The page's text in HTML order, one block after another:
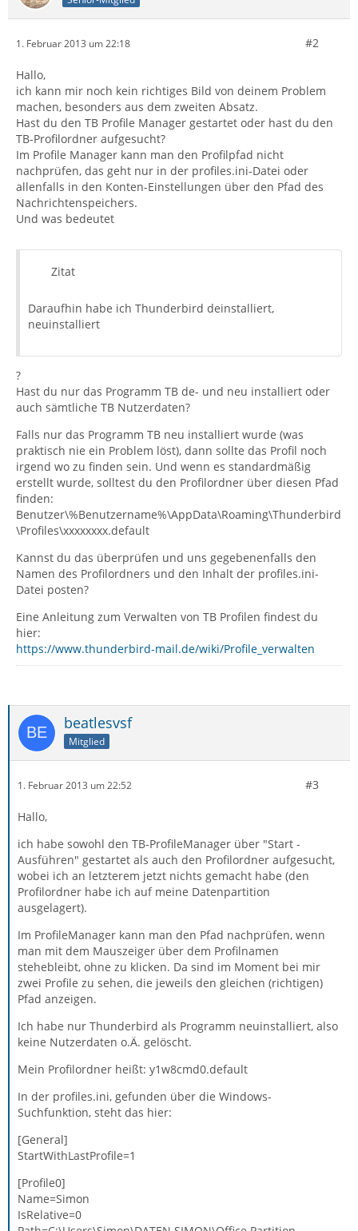
1. Februar 2013 um 22:18 #2
Hallo,
ich kann mir noch kein richtiges Bild von deinem Problem
machen, besonders aus dem zweiten Absatz.
Hast du den TB Profile Manager gestartet oder hast du den
TB-Profilordner aufgesucht?
Im Profile Manager kann man den Profilpfad nicht
nachprüfen, das geht nur in der profiles.ini-Datei oder
allenfalls in den Konten-Einstellungen über den Pfad des
Nachrichtenspeichers.
Und was bedeutet
Zitat
Daraufhin habe ich Thunderbird deinstalliert,
neuinstalliert
?
Hast du nur das Programm TB de- und neu installiert oder
auch sämtliche TB Nutzerdaten?
Falls nur das Programm TB neu installiert wurde (was
praktisch nie ein Problem löst), dann sollte das Profil noch
irgend wo zu finden sein. Und wenn es standardmäßig
erstellt wurde, solltest du den Profilordner über diesen Pfad
finden:
Benutzer\%Benutzername%\AppData\Roaming\Thunderbird
\Profiles\xxxxxxxx.default
Kannst du das überprüfen und uns gegebenenfalls den
Namen des Profilordners und den Inhalt der profiles.ini-
Datei posten?
Eine Anleitung zum Verwalten von TB Profilen findest du
hier:
https://www.thunderbird-mail.de/wiki/Profile_verwalten
beatlesvsf
Mitglied
1. Februar 2013 um 22:52 #3
Hallo,
ich habe sowohl den TB-ProfileManager über "Start -
Ausführen" gestartet als auch den Profilordner aufgesucht,
wobei ich an letzterem jetzt nichts gemacht habe (den
Profilordner habe ich auf meine Datenpartition
ausgelagert).
Im ProfileManager kann man den Pfad nachprüfen, wenn
man mit dem Mauszeiger über dem Profilnamen
stehebleibt, ohne zu klicken. Da sind im Moment bei mir
zwei Profile zu sehen, die jeweils den gleichen (richtigen)
Pfad anzeigen.
Ich habe nur Thunderbird als Programm neuinstalliert, also
keine Nutzerdaten o.Ä. gelöscht.
Mein Profilordner heißt: y1w8cmd0.default
In der profiles.ini, gefunden über die Windows-
Suchfunktion, steht das hier:
[General]
StartWithLastProfile=1
[Profile0]
Name=Simon
IsRelative=0